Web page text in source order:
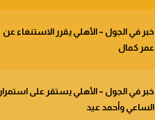
خبر في الجول – الأهلي يقرر الاستنغاء عن
عمر كمال
خبر في الجول – الأهلي يستقر على استمرار
الساعي وأحمد عيد